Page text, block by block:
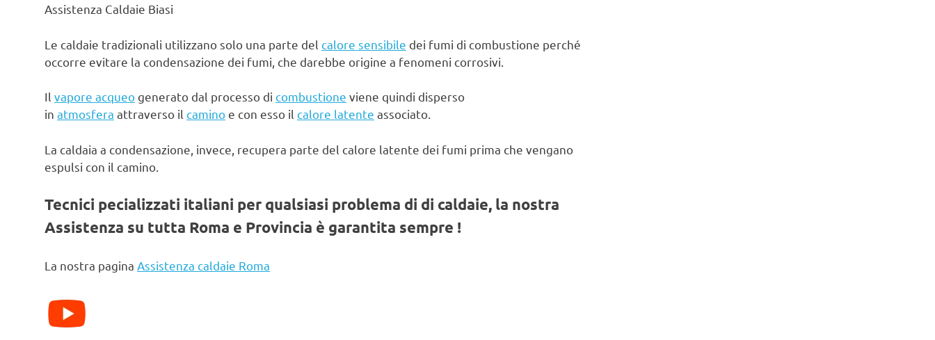
Assistenza Caldaie Biasi
Le caldaie tradizionali utilizzano solo una parte del calore sensibile dei fumi di combustione perché
occorre evitare la condensazione dei fumi, che darebbe origine a fenomeni corrosivi.
Il vapore acqueo generato dal processo di combustione viene quindi disperso
in atmosfera attraverso il camino e con esso il calore latente associato.
La caldaia a condensazione, invece, recupera parte del calore latente dei fumi prima che vengano
espulsi con il camino.
Tecnici pecializzati italiani per qualsiasi problema di di caldaie, la nostra
Assistenza su tutta Roma e Provincia è garantita sempre !
La nostra pagina Assistenza caldaie Roma